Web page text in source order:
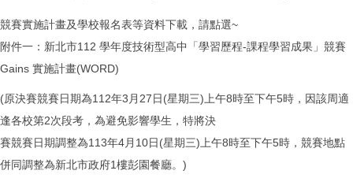
競賽實施計畫及學校報名表等資料下載，請點選~
附件一：新北市112 學年度技術型高中「學習歷程-課程學習成果」競賽
Gains 實施計畫(WORD)
(原決賽競賽日期為112年3月27日(星期三)上午8時至下午5時，因該周適
逢各校第2次段考，為避免影響學生，特將決
賽競賽日期調整為113年4月10日(星期三)上午8時至下午5時，競賽地點
併同調整為新北市政府1樓彭園餐廳。 )